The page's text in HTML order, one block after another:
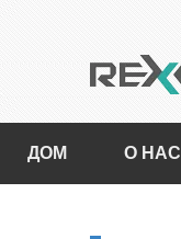
ДОМ О НАС